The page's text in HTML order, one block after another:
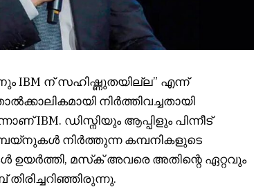
IBM ന് സഹിഷ്ണുതയില്ല” എന്ന്
നിർത്തിവച്ചതായി
IBM. ഡിസ്നിയും ആപ്പിളും പിന്നീട്
നിർത്തുന്ന കമ്പനികളുടെ
ഉയർത്തി, മസ്‌ക് അവരെ അതിന്റെ ഏറ്റവും